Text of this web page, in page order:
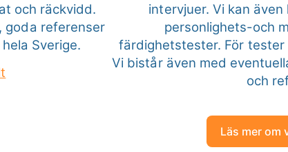
och räckvidd.
goda referenser
Sverige.
intervjuer. Vi kan
personlighets-och
färdighetstester. För tester
Vi bistår även med
och
Läs mer om